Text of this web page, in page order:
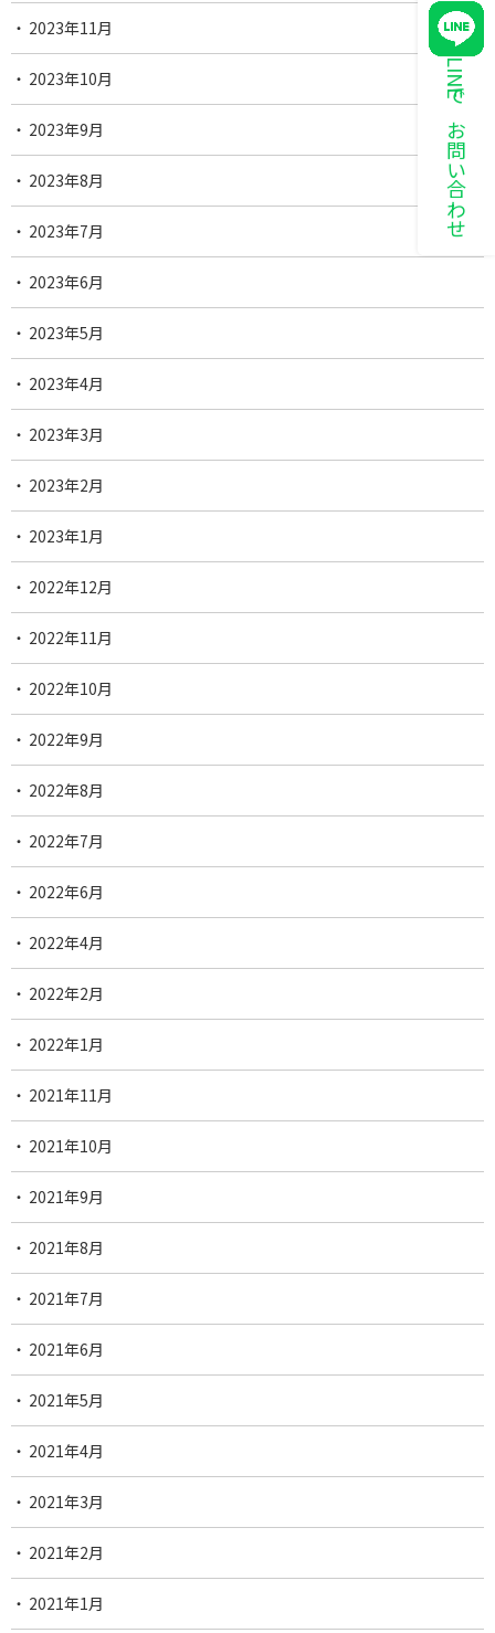
LINEでお問い合わせ
2023年11月
2023年10月
2023年9月
2023年8月
2023年7月
2023年6月
2023年5月
2023年4月
2023年3月
2023年2月
2023年1月
2022年12月
2022年11月
2022年10月
2022年9月
2022年8月
2022年7月
2022年6月
2022年4月
2022年2月
2022年1月
2021年11月
2021年10月
2021年9月
2021年8月
2021年7月
2021年6月
2021年5月
2021年4月
2021年3月
2021年2月
2021年1月